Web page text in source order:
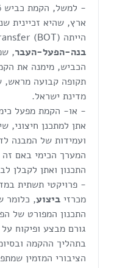
ארץ, שהיא זכיינית
הייתה Build-Operate-Transfer (BOT)
בנה-הפעל-העבר,
הכביש, מימנה את
תקופה קבועה מראש,
מדינת ישראל.
- או- הקמת מפעל
אתן למתכנן חיצוני,
ועמידות של המבנה
התכנון ואתן לקבלן
- פרויקטי תשתית
מכרזי ביצוע, כלומר
התכנון המפורט של
גורם מבצע ופיקוח
בתהליך ההקמה
הציבורי המזמין